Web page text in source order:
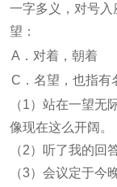
一字多义，对号入
望：
A．对着，朝着
C．名望，也指有
（1）站在一望无
像现在这么开阔
（2）听了我的
（3）会议定于